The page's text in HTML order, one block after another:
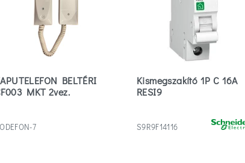
BELTÉRI
MKT 2vez.
7
Kismegszakító 1P C 16A
RESI9
S9R9F14116